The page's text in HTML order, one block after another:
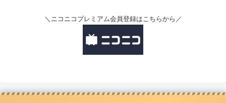
＼ニコニコプレミアム会員登録はこちらから／